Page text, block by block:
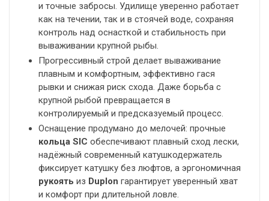
и точные забросы. Удилище уверенно работает
как на течении, так и в стоячей воде, сохраняя
контроль над оснасткой и стабильность при
вываживании крупной рыбы.
Прогрессивный строй делает вываживание
плавным и комфортным, эффективно гася
рывки и снижая риск схода. Даже борьба с
крупной рыбой превращается в
контролируемый и предсказуемый процесс.
Оснащение продумано до мелочей: прочные
кольца SIC обеспечивают плавный сход лески,
надёжный современный катушкодержатель
фиксирует катушку без люфтов, а эргономичная
рукоять из Duplon гарантирует уверенный хват
и комфорт при длительной ловле.